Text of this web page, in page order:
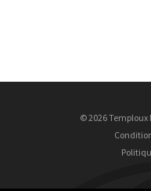
© 2026 Temploux